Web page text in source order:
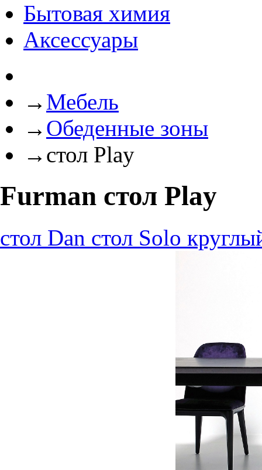
Бытовая химия
Аксессуары
→ Мебель
→ Обеденные зоны
→ стол Play
Furman стол Play
стол Dan стол Solo